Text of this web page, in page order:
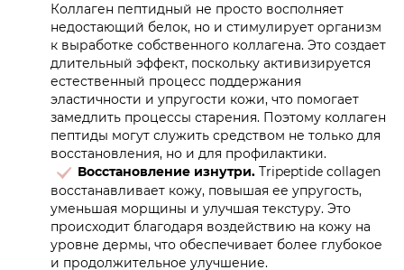
Коллаген пептидный не просто восполняет
недостающий белок, но и стимулирует организм
к выработке собственного коллагена. Это создает
длительный эффект, поскольку активизируется
естественный процесс поддержания
эластичности и упругости кожи, что помогает
замедлить процессы старения. Поэтому коллаген
пептиды могут служить средством не только для
восстановления, но и для профилактики.
Восстановление изнутри. Tripeptide collagen
восстанавливает кожу, повышая ее упругость,
уменьшая морщины и улучшая текстуру. Это
происходит благодаря воздействию на кожу на
уровне дермы, что обеспечивает более глубокое
и продолжительное улучшение.